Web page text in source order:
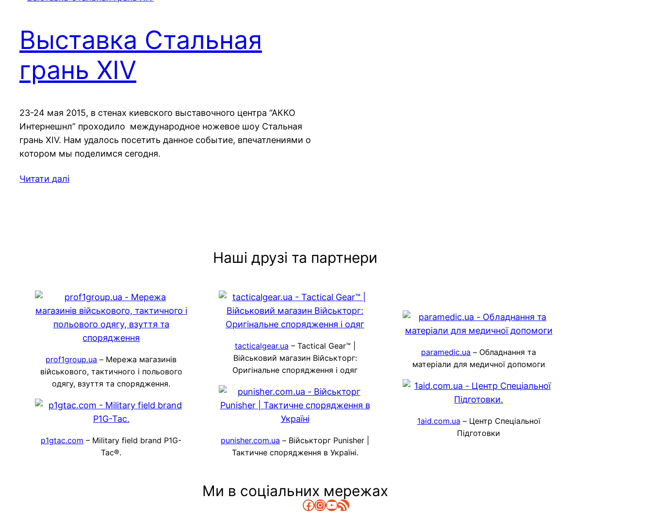
Выставка Стальная
грань XIV
23-24 мая 2015, в стенах киевского выставочного центра “АККО
Интернешнл” проходило международное ножевое шоу Стальная
грань XIV. Нам удалось посетить данное событие, впечатлениями о
котором мы поделимся сегодня.
Читати далі
Наші друзі та партнери
prof1group.ua – Мережа магазинів
військового, тактичного і польового
одягу, взуття та спорядження.
p1gtac.com – Military field brand P1G-
Tac®.
tacticalgear.ua – Tactical Gear™ |
Військовий магазин Військторг:
Оригінальне спорядження і одяг
punisher.com.ua – Військторг Punisher |
Тактичне спорядження в Україні.
paramedic.ua – Обладнання та
матеріали для медичної допомоги
1aid.com.ua – Центр Спеціальної
Підготовки
Ми в соціальних мережах
Facebook
Instagram
YouTube
RSS Канал